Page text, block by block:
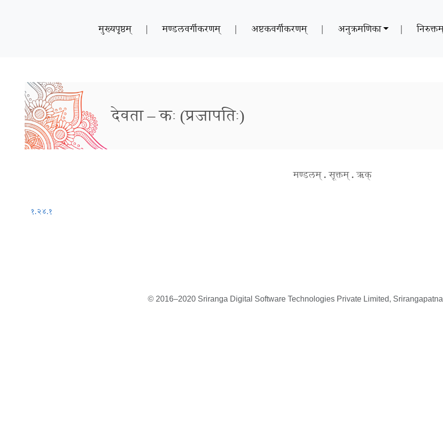
मुख्यपृष्ठम् | मण्डलवर्गीकरणम् | अष्टकवर्गीकरणम् | अनुक्रमणिका |
देवता – कः (प्रजापतिः)
मण्डलम् . सूक्तम् . ऋक्
१.२४.१
© 2016–2020 Sriranga Digital Software Technologies Private Limited,